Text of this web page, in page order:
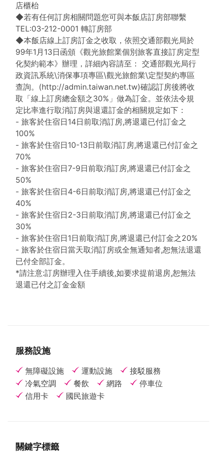
店櫃枱
◆若有任何訂房相關問題您可與本飯店訂房部聯繫
TEL:03-212-0001 轉訂房部
◆本飯店線上訂房訂金之收取，依照交通部觀光局於
99年1月13日函頒《觀光旅館業個別旅客直接訂房定型
化契約範本》辦理，詳細內容請至： 交通部觀光局行
政資訊系統\消保事項專區\觀光旅館業\定型契約專區
查詢。(http://admin.taiwan.net.tw)確認訂房後將收
取「線上訂房總金額之30%」做為訂金。並依法令規
定比率進行取消訂房與退還訂金的相關規定如下：
- 旅客於住宿日14日前取消訂房,將退還已付訂金之
100%
- 旅客於住宿日10-13日前取消訂房,將退還已付訂金之
70%
- 旅客於住宿日7-9日前取消訂房,將退還已付訂金之
50%
- 旅客於住宿日4-6日前取消訂房,將退還已付訂金之
40%
- 旅客於住宿日2-3日前取消訂房,將退還已付訂金之
30%
- 旅客於住宿日1日前取消訂房,將退還已付訂金之20%
- 旅客於住宿日當天取消訂房或全無通知者,恕無法退還
已付全部訂金。
*請注意:訂房辦理入住手續後,如要求提前退房,恕無法
退還已付之訂金金額
服務設施
無障礙設施 運動設施
接駁服務
冷氣空調
餐飲 網路
停車位
信用卡
國民旅遊卡
關鍵字標籤